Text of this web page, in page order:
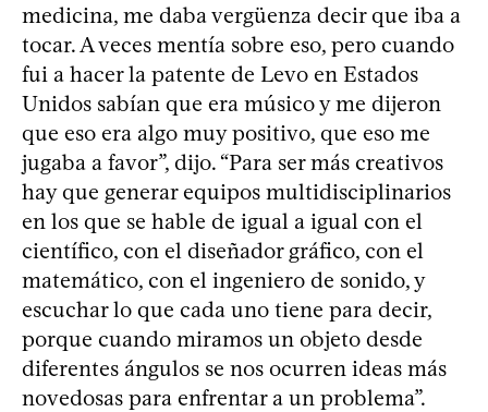
medicina, me daba vergüenza decir que iba a
tocar. A veces mentía sobre eso, pero cuando
fui a hacer la patente de Levo en Estados
Unidos sabían que era músico y me dijeron
que eso era algo muy positivo, que eso me
jugaba a favor”, dijo. “Para ser más creativos
hay que generar equipos multidisciplinarios
en los que se hable de igual a igual con el
científico, con el diseñador gráfico, con el
matemático, con el ingeniero de sonido, y
escuchar lo que cada uno tiene para decir,
porque cuando miramos un objeto desde
diferentes ángulos se nos ocurren ideas más
novedosas para enfrentar a un problema”.